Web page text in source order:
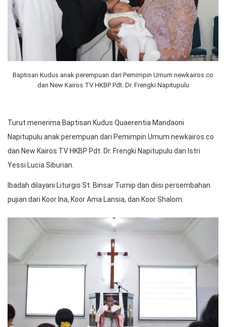
Baptisan Kudus anak perempuan dari Pemimpin Umum newkairos.co
dan New Kairos TV HKBP Pdt. Dr. Frengki Napitupulu
Turut menerima Baptisan Kudus Quaerentia Mandaoni
Napitupulu anak perempuan dari Pemimpin Umum newkairos.co
dan New Kairos TV HKBP Pdt. Dr. Frengki Napitupulu dan Istri
Yessi Lucia Siburian.
Ibadah dilayani Liturgis St. Binsar Turnip dan diisi persembahan
pujian dari Koor Ina, Koor Ama Lansia, dan Koor Shalom.